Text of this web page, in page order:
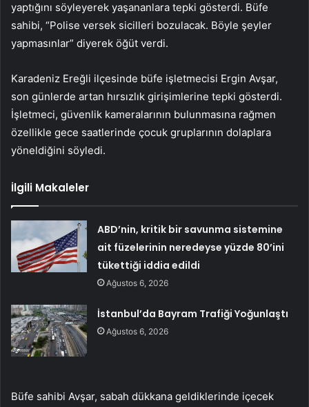
yaptığını söyleyerek yaşananlara tepki gösterdi. Büfe
sahibi, “Polise versek sicilleri bozulacak. Böyle şeyler
yapmasınlar” diyerek öğüt verdi.
Karadeniz Ereğli ilçesinde büfe işletmecisi Ergin Avşar,
son günlerde artan hırsızlık girişimlerine tepki gösterdi.
İşletmeci, güvenlik kameralarının bulunmasına rağmen
özellikle gece saatlerinde çocuk gruplarının dolaplara
yöneldiğini söyledi.
İlgili Makaleler
ABD’nin, kritik bir savunma sistemine
ait füzelerinin neredeyse yüzde 80’ini
tükettiği iddia edildi
Ağustos 6, 2026
İstanbul’da Bayram Trafiği Yoğunlaştı
Ağustos 6, 2026
Büfe sahibi Avşar, sabah dükkana geldiklerinde içecek